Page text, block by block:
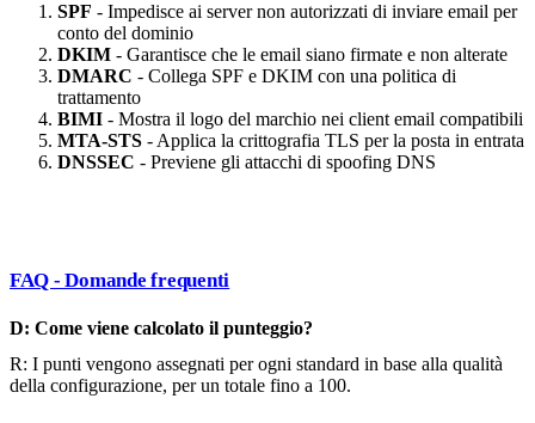
SPF - Impedisce ai server non autorizzati di inviare email per
conto del dominio
DKIM - Garantisce che le email siano firmate e non alterate
DMARC - Collega SPF e DKIM con una politica di
trattamento
BIMI - Mostra il logo del marchio nei client email compatibili
MTA-STS - Applica la crittografia TLS per la posta in entrata
DNSSEC - Previene gli attacchi di spoofing DNS
FAQ - Domande frequenti
D: Come viene calcolato il punteggio?
R: I punti vengono assegnati per ogni standard in base alla qualità
della configurazione, per un totale fino a 100.